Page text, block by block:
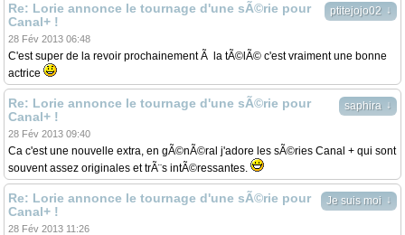
ptitejojo02 ↓
Re: Lorie annonce le tournage d'une sÃ©rie pour
Canal+ !
28 Fév 2013 06:48
C'est super de la revoir prochainement Ã la tÃ©lÃ© c'est vraiment une bonne
actrice
saphira ↓
Re: Lorie annonce le tournage d'une sÃ©rie pour
Canal+ !
28 Fév 2013 09:40
Ca c'est une nouvelle extra, en gÃ©nÃ©ral j'adore les sÃ©ries Canal + qui sont
souvent assez originales et trÃ¨s intÃ©ressantes.
Je suis moi ↓
Re: Lorie annonce le tournage d'une sÃ©rie pour
Canal+ !
28 Fév 2013 11:26